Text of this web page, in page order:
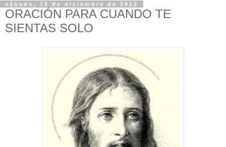
sábado, 15 de diciembre de 2012
ORACIÓN PARA CUANDO TE
SIENTAS SOLO